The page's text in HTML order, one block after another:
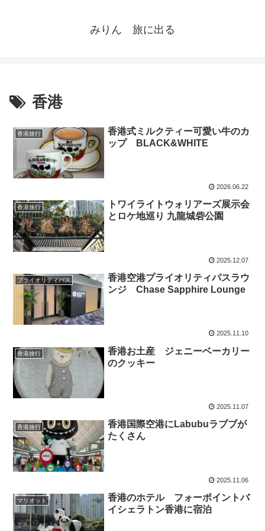
みりん 旅に出る
香港
香港旅行
香港式ミルクティー可愛い牛のカ
ップ BLACK&WHITE
2026.06.22
香港旅行
トワイライトウォリアーズ展示会
とロケ地巡り 九龍城砦公園
2025.12.07
プライオリティパス
香港空港プライオリティパスラウ
ンジ Chase Sapphire Lounge
2025.11.10
香港旅行
香港お土産 ジェニーベーカリー
のクッキー
2025.11.07
香港旅行
香港国際空港にLabubuラブブが
たくさん
2025.11.06
マリオット
香港のホテル フォーポイントバ
イシェラトン香港に宿泊